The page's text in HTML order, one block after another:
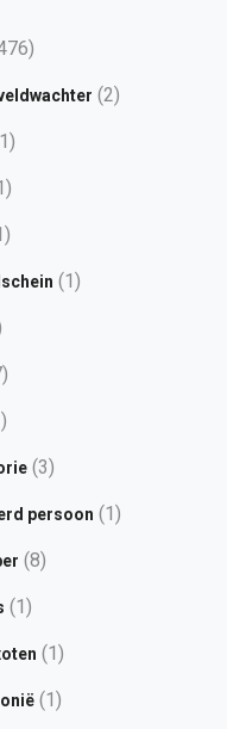
(2)
(1)
(3)
persoon (1)
(8)
(1)
(1)
(1)